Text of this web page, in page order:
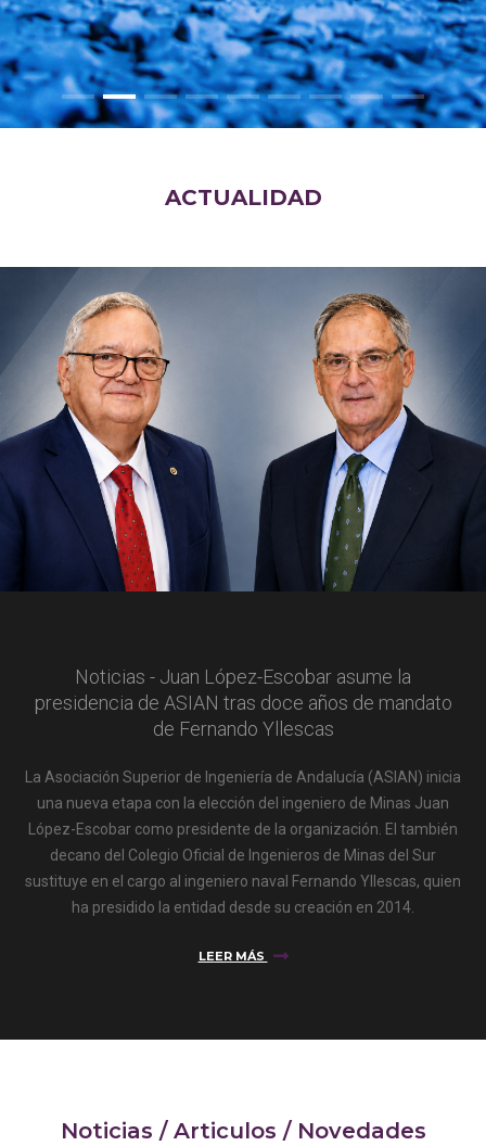
ACTUALIDAD
Noticias - Juan López-Escobar asume la
presidencia de ASIAN tras doce años de mandato
de Fernando Yllescas
La Asociación Superior de Ingeniería de Andalucía (ASIAN) inicia
una nueva etapa con la elección del ingeniero de Minas Juan
López-Escobar como presidente de la organización. El también
decano del Colegio Oficial de Ingenieros de Minas del Sur
sustituye en el cargo al ingeniero naval Fernando Yllescas, quien
ha presidido la entidad desde su creación en 2014.
LEER MÁS
Noticias / Articulos / Novedades